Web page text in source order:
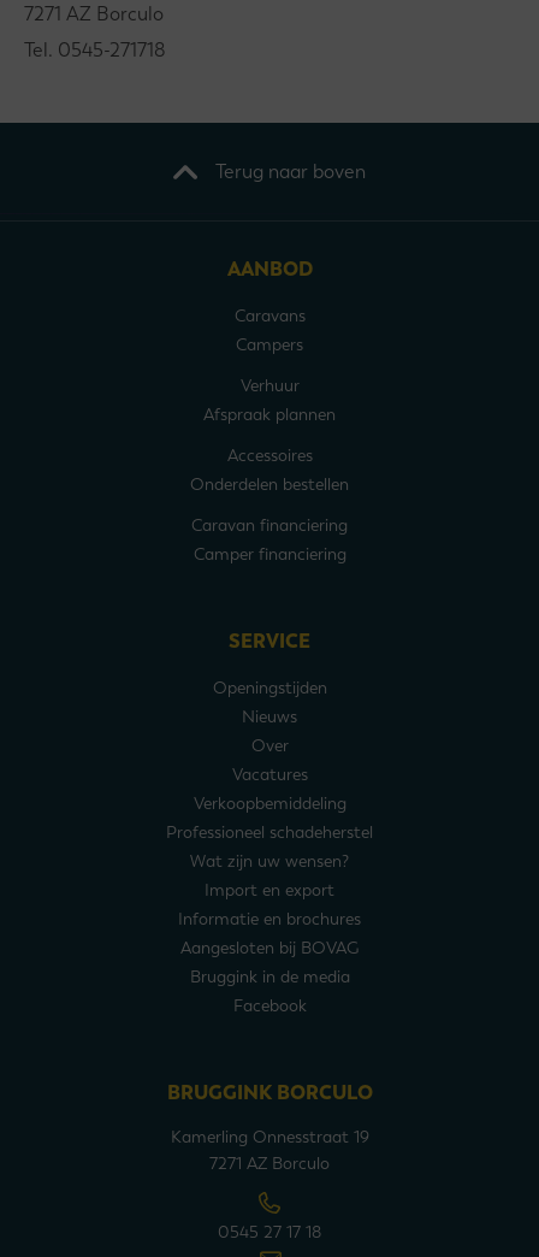
7271 AZ Borculo
Tel. 0545-271718
Terug naar boven
AANBOD
Caravans
Campers
Verhuur
Afspraak plannen
Accessoires
Onderdelen bestellen
Caravan financiering
Camper financiering
SERVICE
Openingstijden
Nieuws
Over
Vacatures
Verkoopbemiddeling
Professioneel schadeherstel
Wat zijn uw wensen?
Import en export
Informatie en brochures
Aangesloten bij BOVAG
Bruggink in de media
Facebook
BRUGGINK BORCULO
Kamerling Onnesstraat 19
7271 AZ Borculo
0545 27 17 18